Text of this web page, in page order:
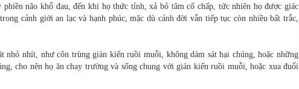
não khổ đau, đến khi họ thức tỉnh, xả bỏ tâm cố chấp, tức nhiên họ được giác
cảnh giới an lạc và hạnh phúc, mặc dù cảnh đời vẫn tiếp tục còn nhiều bất trắc,
nhít, như côn trùng gián kiến ruồi muỗi, không dám sát hại chúng, hoặc những
cho nên họ ăn chay trường và sống chung với gián kiến ruồi muỗi, hoặc xua đuổi